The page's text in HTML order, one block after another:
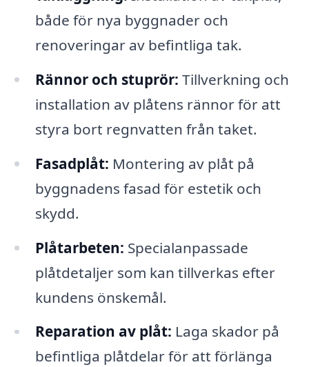
både för nya byggnader och
renoveringar av befintliga tak.
Rännor och stuprör: Tillverkning och
installation av plåtens rännor för att
styra bort regnvatten från taket.
Fasadplåt: Montering av plåt på
byggnadens fasad för estetik och
skydd.
Plåtarbeten: Specialanpassade
plåtdetaljer som kan tillverkas efter
kundens önskemål.
Reparation av plåt: Laga skador på
befintliga plåtdelar för att förlänga